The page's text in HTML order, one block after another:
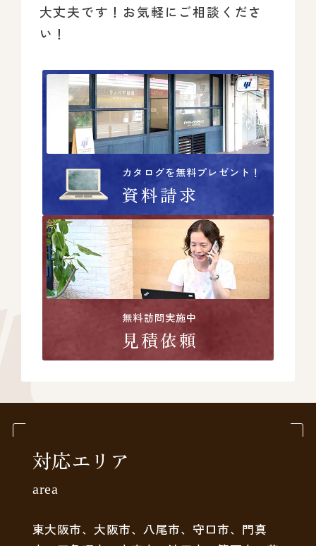
大丈夫です！ お気軽にご相談くださ
い！
カタログを無料プレゼント！
資料請求
無料訪問実施中
見積依頼
対応エリア
area
東大阪市、大阪市、八尾市、守口市、門真